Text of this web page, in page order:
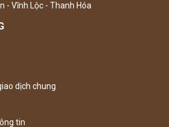
- Vĩnh Lộc - Thanh Hóa
dịch chung
tin